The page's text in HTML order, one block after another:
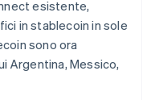
esistente,
in stablecoin in sole
sono ora
Argentina, Messico,